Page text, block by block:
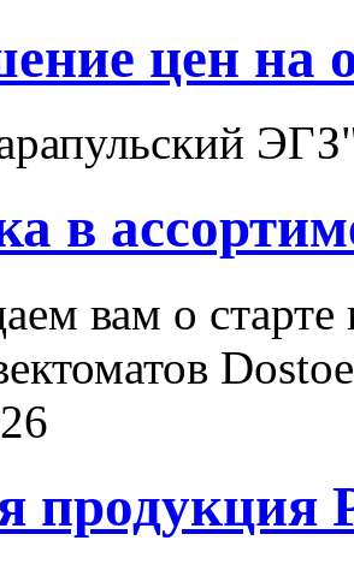
цен на
в
вам о старте
продукция